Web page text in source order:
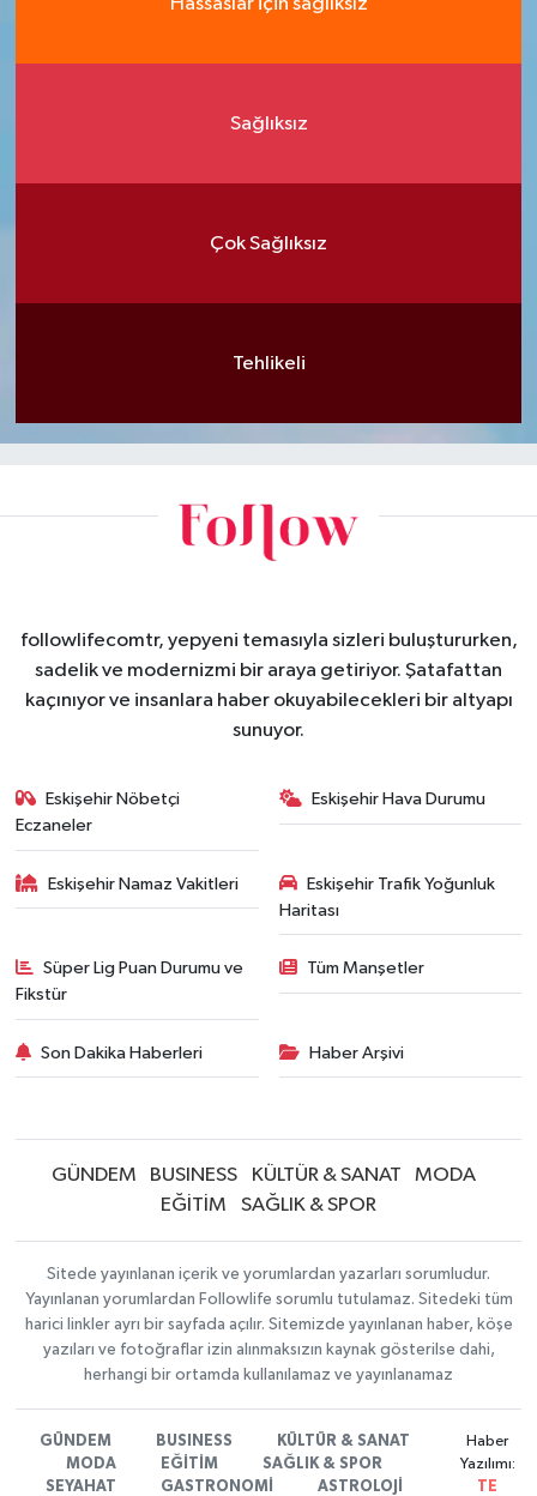
Sağlıksız
Çok Sağlıksız
Tehlikeli
followlifecomtr, yepyeni temasıyla sizleri buluştururken,
sadelik ve modernizmi bir araya getiriyor. Şatafattan
kaçınıyor ve insanlara haber okuyabilecekleri bir altyapı
sunuyor.
Eskişehir Nöbetçi
Eczaneler
Eskişehir Hava Durumu
Eskişehir Namaz Vakitleri
Eskişehir Trafik Yoğunluk
Haritası
Süper Lig Puan Durumu ve
Fikstür
Tüm Manşetler
Son Dakika Haberleri Haber Arşivi
GÜNDEM BUSINESS KÜLTÜR & SANAT
MODA
EĞİTİM
SAĞLIK & SPOR
Sitede yayınlanan içerik ve yorumlardan yazarları sorumludur.
Yayınlanan yorumlardan Followlife sorumlu tutulamaz. Sitedeki tüm
harici linkler ayrı bir sayfada açılır. Sitemizde yayınlanan haber, köşe
yazıları ve fotoğraflar izin alınmaksızın kaynak gösterilse dahi,
herhangi bir ortamda kullanılamaz ve yayınlanamaz
GÜNDEM BUSINESS
KÜLTÜR & SANAT
MODA
EĞİTİM
SAĞLIK & SPOR
SEYAHAT
GASTRONOMİ ASTROLOJİ
Haber
Yazılımı:
TE